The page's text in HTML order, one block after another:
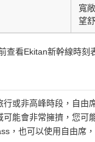
寬
望
看Ekitan新幹線時刻
或非高峰時段，自由
能會非常擁擠，您可
，也可以使用自由席